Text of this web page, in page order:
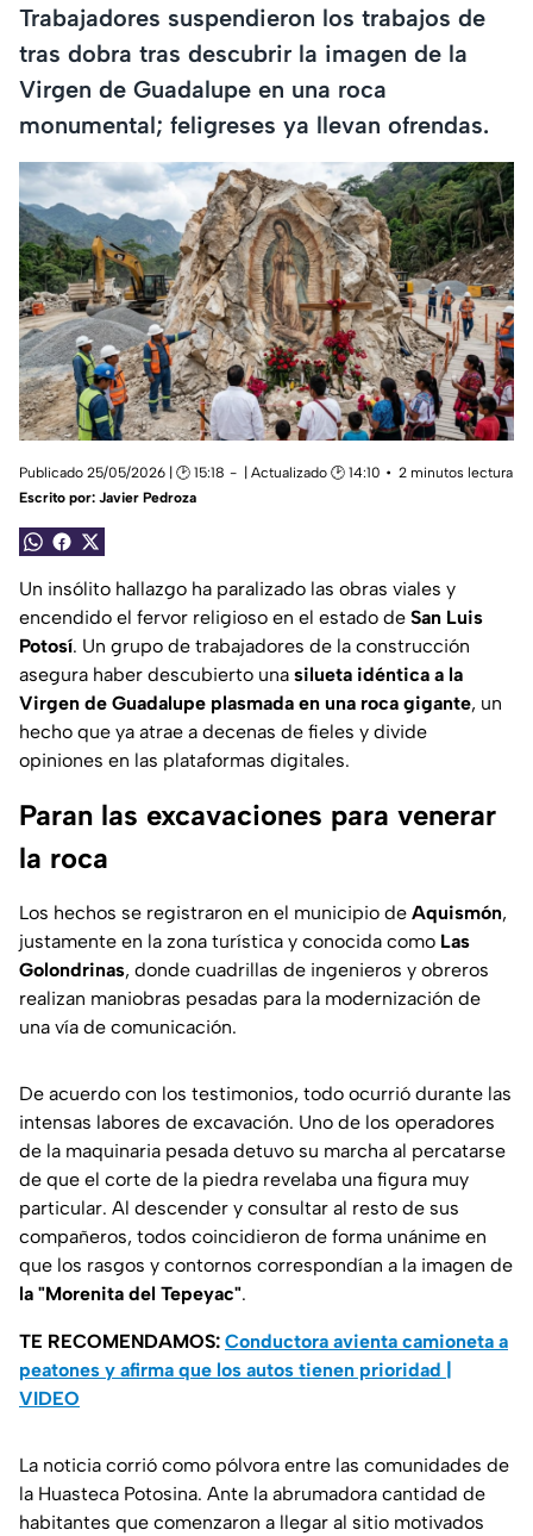
Trabajadores suspendieron los trabajos de
tras dobra tras descubrir la imagen de la
Virgen de Guadalupe en una roca
monumental; feligreses ya llevan ofrendas.
Publicado 25/05/2026 | 🕑 15:18 | Actualizado 🕑 14:10
2 minutos lectura
Escrito por: Javier Pedroza
Un insólito hallazgo ha paralizado las obras viales y
encendido el fervor religioso en el estado de San Luis
Potosí. Un grupo de trabajadores de la construcción
asegura haber descubierto una silueta idéntica a la
Virgen de Guadalupe plasmada en una roca gigante, un
hecho que ya atrae a decenas de fieles y divide
opiniones en las plataformas digitales.
Paran las excavaciones para venerar
la roca
Los hechos se registraron en el municipio de Aquismón,
justamente en la zona turística y conocida como Las
Golondrinas, donde cuadrillas de ingenieros y obreros
realizan maniobras pesadas para la modernización de
una vía de comunicación.
De acuerdo con los testimonios, todo ocurrió durante las
intensas labores de excavación. Uno de los operadores
de la maquinaria pesada detuvo su marcha al percatarse
de que el corte de la piedra revelaba una figura muy
particular. Al descender y consultar al resto de sus
compañeros, todos coincidieron de forma unánime en
que los rasgos y contornos correspondían a la imagen de
la "Morenita del Tepeyac".
TE RECOMENDAMOS: Conductora avienta camioneta a
peatones y afirma que los autos tienen prioridad |
VIDEO
La noticia corrió como pólvora entre las comunidades de
la Huasteca Potosina. Ante la abrumadora cantidad de
habitantes que comenzaron a llegar al sitio motivados